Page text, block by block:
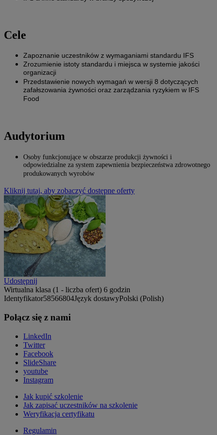
Cele
Zapoznanie uczestników z wymaganiami standardu IFS
Zrozumienie istoty standardu i miejsca w systemie jakości
organizacji
Przedstawienie nowych wymagań w wersji 8 dotyczących
zafałszowania żywności oraz zarządzania ryzykiem w IFS
Food
Audytorium
Osoby funkcjonujące w obszarze produkcji żywności i
odpowiedzialne za system zapewnienia bezpieczeństwa zdrowotnego
produkowanych wyrobów
Kliknij tutaj, aby zobaczyć dostępne oferty
Udostępnij
Wirtualna klasa (1 - liczba ofert) 6 godzin
Identyfikator58566804Język dostawyPolski (Polish)
Połącz się z nami
LinkedIn
Twitter
Facebook
SlideShare
youtube
Instagram
Jak kupić szkolenie
Jak zapisać uczestników na szkolenie
Weryfikacja certyfikatu
Regulamin